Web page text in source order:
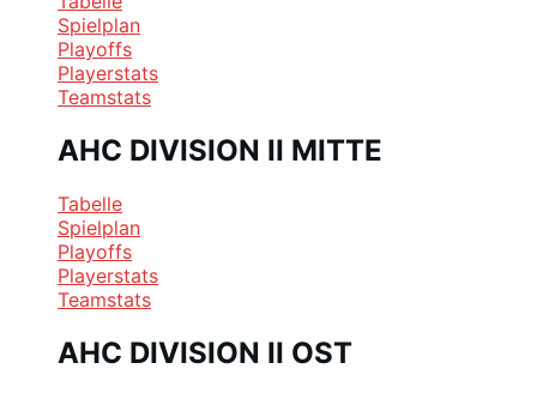
Spielplan
Playoffs
Playerstats
Teamstats
AHC DIVISION II MITTE
Tabelle
Spielplan
Playoffs
Playerstats
Teamstats
AHC DIVISION II OST